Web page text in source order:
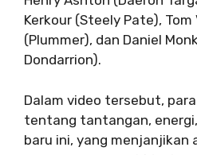
Kerkour (Steely Pate),
(Plummer), dan Daniel
Dondarrion).
Dalam video tersebut,
tentang tantangan,
baru ini, yang menjanjikan